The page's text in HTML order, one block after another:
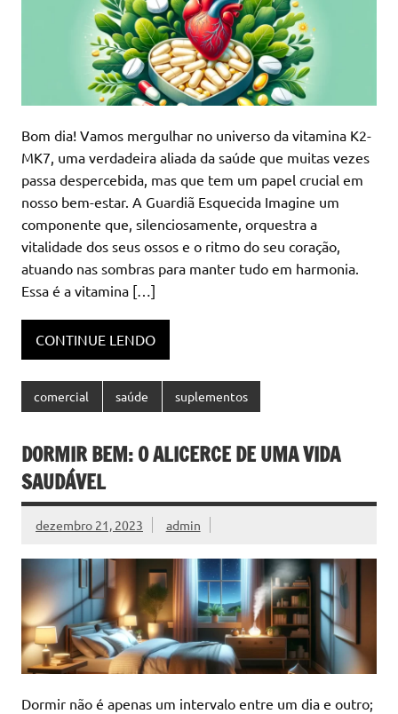
Bom dia! Vamos mergulhar no universo da vitamina K2-
MK7, uma verdadeira aliada da saúde que muitas vezes
passa despercebida, mas que tem um papel crucial em
nosso bem-estar. A Guardiã Esquecida Imagine um
componente que, silenciosamente, orquestra a
vitalidade dos seus ossos e o ritmo do seu coração,
atuando nas sombras para manter tudo em harmonia.
Essa é a vitamina […]
CONTINUE LENDO
comercial saúde suplementos
DORMIR BEM: O ALICERCE DE UMA VIDA
SAUDÁVEL
dezembro 21, 2023 admin
Dormir não é apenas um intervalo entre um dia e outro;